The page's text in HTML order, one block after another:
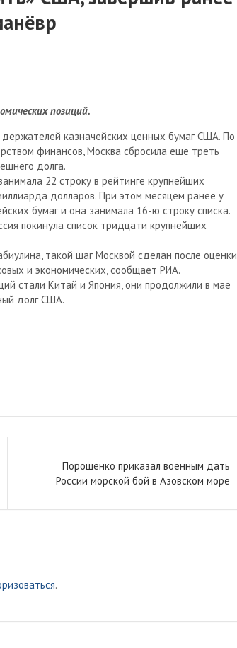
позиций.
казначейских ценных бумаг США. По
финансов, Москва сбросила еще треть
долга.
22 строку в рейтинге крупнейших
долларов. При этом месяцем ранее у
бумаг и она занимала 16-ю строку списка.
покинула список тридцати крупнейших
такой шаг Москвой сделан после оценки
и экономических, сообщает РИА.
стали Китай и Япония, они продолжили в мае
долг США.
Порошенко приказал военным дать
России морской бой в Азовском море
.